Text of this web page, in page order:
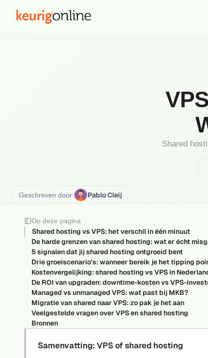
Shared
Geschreven door: Pablo Cleij
Op deze pagina
Shared hosting vs VPS: het verschil in één minuut
De harde grenzen van shared hosting: wat er écht
5 signalen dat jij shared hosting ontgroeid bent
Drie groeiscenario's: wanneer bereik je het tipping
Kostenvergelijking: shared hosting vs VPS in
De ROI van upgraden: downtime-kosten vs VPS-
Managed vs unmanaged VPS: wat past bij MKB?
Migratie van shared naar VPS: zo pak je het aan
Veelgestelde vragen over VPS en shared hosting
Bronnen
Samenvatting: VPS of shared hosting